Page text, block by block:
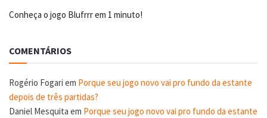
Conheça o jogo Blufrrr em 1 minuto!
COMENTÁRIOS
Rogério Fogari em Porque seu jogo novo vai pro fundo da estante
depois de três partidas?
Daniel Mesquita em Porque seu jogo novo vai pro fundo da estante